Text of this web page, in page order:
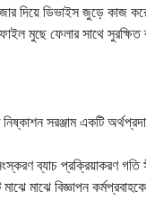
দিয়ে ডিভাইস জুড়ে কাজ
মুছে ফেলার সাথে
সরঞ্জাম একটি
ব্যাচ প্রক্রিয়াকরণ গতি
মাঝে বিজ্ঞাপন